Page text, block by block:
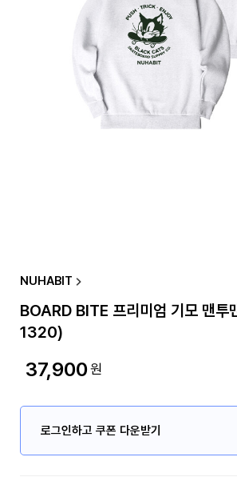
NUHABIT
BOARD BITE 프리미엄 기모 맨
1320)
37,900원
로그인하고 쿠폰 다운받기